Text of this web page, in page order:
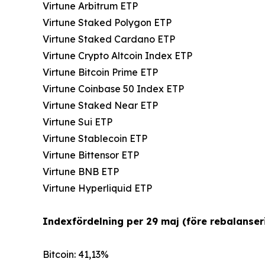
Virtune Arbitrum ETP
Virtune Staked Polygon ETP
Virtune Staked Cardano ETP
Virtune Crypto Altcoin Index ETP
Virtune Bitcoin Prime ETP
Virtune Coinbase 50 Index ETP
Virtune Staked Near ETP
Virtune Sui ETP
Virtune Stablecoin ETP
Virtune Bittensor ETP
Virtune BNB ETP
Virtune Hyperliquid ETP
Indexfördelning per 29 maj (före
Bitcoin: 41,13%